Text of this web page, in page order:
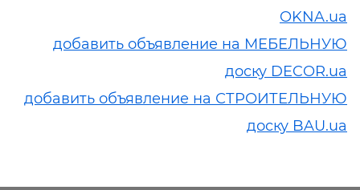
OKNA.ua
добавить объявление на МЕБЕЛЬНУЮ
доску DECOR.ua
добавить объявление на СТРОИТЕЛЬНУЮ
доску BAU.ua